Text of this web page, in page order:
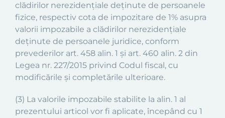
clădirilor nerezidențiale deținute de persoanele
fizice, respectiv cota de impozitare de 1% asupra
valorii impozabile a clădirilor nerezidențiale
deținute de persoanele juridice, conform
prevederilor art. 458 alin. 1 și art. 460 alin. 2 din
Legea nr. 227/2015 privind Codul fiscal, cu
modificările și completările ulterioare.
(3) La valorile impozabile stabilite la alin. 1 al
prezentului articol vor fi aplicate, începând cu 1